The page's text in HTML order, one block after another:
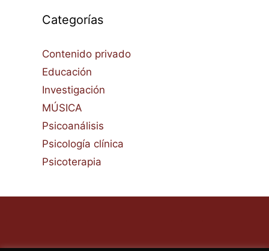
Categorías
Contenido privado
Educación
Investigación
MÚSICA
Psicoanálisis
Psicología clínica
Psicoterapia